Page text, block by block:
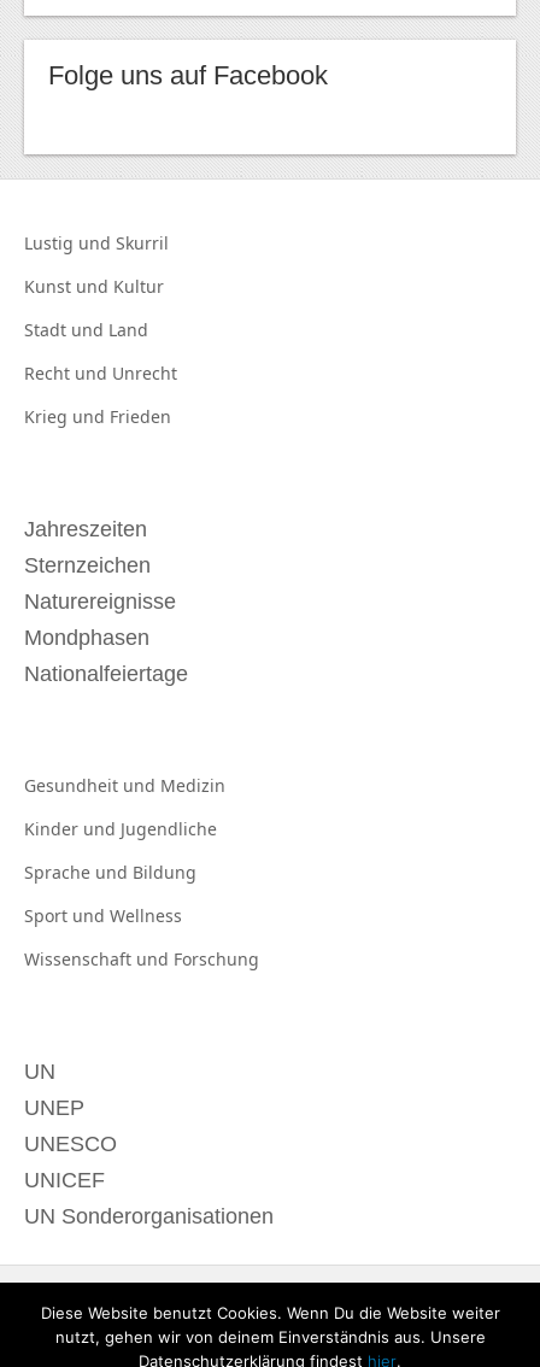
Folge uns auf Facebook
Lustig und Skurril
Kunst und Kultur
Stadt und Land
Recht und Unrecht
Krieg und Frieden
Jahreszeiten
Sternzeichen
Naturereignisse
Mondphasen
Nationalfeiertage
Gesundheit und Medizin
Kinder und Jugendliche
Sprache und Bildung
Sport und Wellness
Wissenschaft und Forschung
UN
UNEP
UNESCO
UNICEF
UN Sonderorganisationen
Diese Website benutzt Cookies. Wenn Du die Website weiter
nutzt, gehen wir von deinem Einverständnis aus. Unsere
Datenschutzerklärung findest hier.